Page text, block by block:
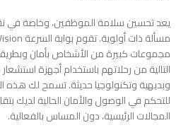
يعد تحسين سلامة الموظفين، وخاصة في
مجموعات كبيرة من الأشخاص بأمان
التالية من رحلاتهم باستخدام أجهزة
وبديهية وتكنولوجيا حديثة. تسمح لك هذه
للتحكم في الوصول والأمان الحالية لديك
المجالات الرئيسية، دون المساس بالفعالية.